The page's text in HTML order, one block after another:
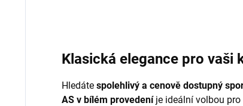
Klasická elegance pro vaši
Hledáte spolehlivý a cenově dostupný
AS v bílém provedení je ideální volbou